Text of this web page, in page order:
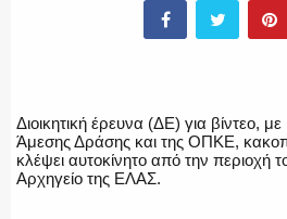
ΕΛΛΗΝΙΚΗ ΑΣΤΥΝΟΜΙΑ
Διοικητική έρευνα (ΔΕ) για βίντεο,
Άμεσης Δράσης και της ΟΠΚΕ,
κλέψει αυτοκίνητο από την περιοχή
Αρχηγείο της ΕΛΑΣ.